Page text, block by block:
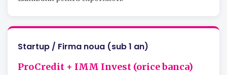
Startup / Firma noua (sub 1 an)
ProCredit + IMM Invest (orice banca)